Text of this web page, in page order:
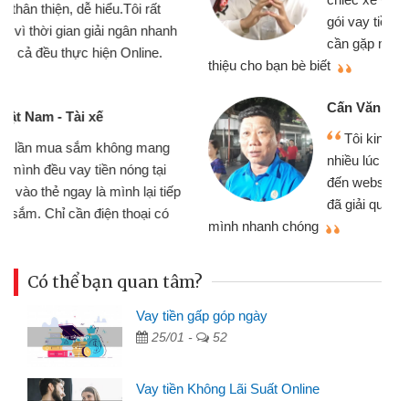
gói vay tiền bằng CMND online không
cần gặp mặt nên rất tiện lợi, sẽ giới
Cấn Văn Lực - Tạp hóa
Tôi kinh doanh buôn bán nhỏ lẻ
nhiều lúc cần vốn nhập hàng, nhờ biết
đến website qua bạn bè giới thiệu tôi
đã giải quyết được công việc của
Có thể bạn quan tâm?
Vay tiền gấp góp ngày
25/01 - 52
Vay tiền Không Lãi Suất Online